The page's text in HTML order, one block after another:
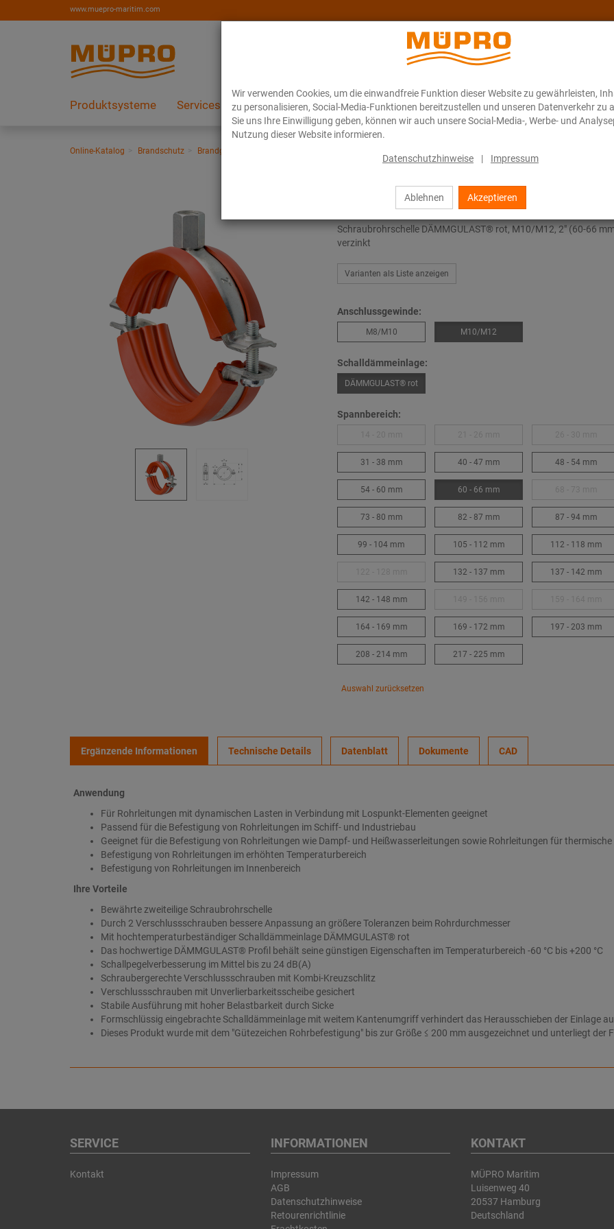
Wir verwenden Cookies, um die einwandfreie Funktion dieser Website zu gewährleisten,
zu personalisieren, Social-Media-Funktionen bereitzustellen und unseren Datenverkehr zu
Sie uns Ihre Einwilligung geben, können wir auch unsere Social-Media-, Werbe- und
Nutzung dieser Website informieren.
Datenschutzhinweise | Impressum
Ablehnen Akzeptieren
www.muepro-maritim.com
Produktsysteme Services Referenzen Über MÜPRO Maritim Blog ONLINE-KATALOG
Online-Katalog Brandschutz Brandgeprüfte Befestigungen
Schraubrohrschellen
Schraubrohrschelle DÄMMGULAST® rot, M10/M12, 2" (60-66
verzinkt
Varianten als Liste anzeigen
Anschlussgewinde:
M8/M10 M10/M12
Schalldämmeinlage:
DÄMMGULAST® rot
Spannbereich:
31 - 38 mm 40 - 47 mm 48 - 54 mm
54 - 60 mm 60 - 66 mm
73 - 80 mm 82 - 87 mm 87 - 94 mm
99 - 104 mm 105 - 112 mm 112 - 118 mm
132 - 137 mm 137 - 142 mm
142 - 148 mm
164 - 169 mm 169 - 172 mm 197 - 203 mm
208 - 214 mm 217 - 225 mm
Auswahl zurücksetzen
Ergänzende Informationen Technische Details Datenblatt Dokumente CAD
Anwendung
Für Rohrleitungen mit dynamischen Lasten in Verbindung mit Lospunkt-Elementen geeignet
Passend für die Befestigung von Rohrleitungen im Schiff- und Industriebau
Geeignet für die Befestigung von Rohrleitungen wie Dampf- und Heißwasserleitungen sowie Rohrleitungen für thermische
Befestigung von Rohrleitungen im erhöhten Temperaturbereich
Befestigung von Rohrleitungen im Innenbereich
Ihre Vorteile
Bewährte zweiteilige Schraubrohrschelle
Durch 2 Verschlussschrauben bessere Anpassung an größere Toleranzen beim Rohrdurchmesser
Mit hochtemperaturbeständiger Schalldämmeinlage DÄMMGULAST® rot
Das hochwertige DÄMMGULAST® Profil behält seine günstigen Eigenschaften im Temperaturbereich -60 °C bis +200 °C
Schallpegelverbesserung im Mittel bis zu 24 dB(A)
Schraubergerechte Verschlussschrauben mit Kombi-Kreuzschlitz
Verschlussschrauben mit Unverlierbarkeitsscheibe gesichert
Stabile Ausführung mit hoher Belastbarkeit durch Sicke
Formschlüssig eingebrachte Schalldämmeinlage mit weitem Kantenumgriff verhindert das Herausschieben der Einlage
Dieses Produkt wurde mit dem "Gütezeichen Rohrbefestigung" bis zur Größe ≤ 200 mm ausgezeichnet und unterliegt der
SERVICE
Kontakt
INFORMATIONEN
Impressum
AGB
Datenschutzhinweise
Retourenrichtlinie
KONTAKT
MÜPRO Maritim
Luisenweg 40
20537 Hamburg
Deutschland